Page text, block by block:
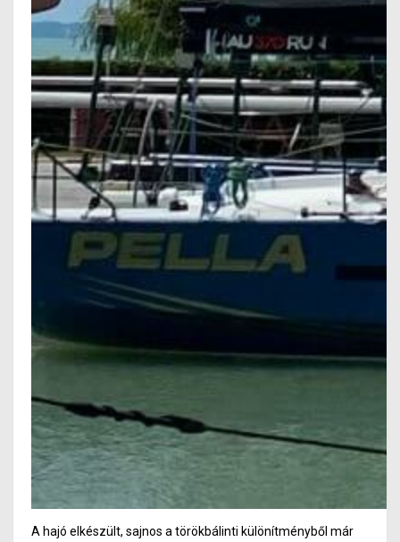
A hajó elkészült, sajnos a törökbálinti különítményből már